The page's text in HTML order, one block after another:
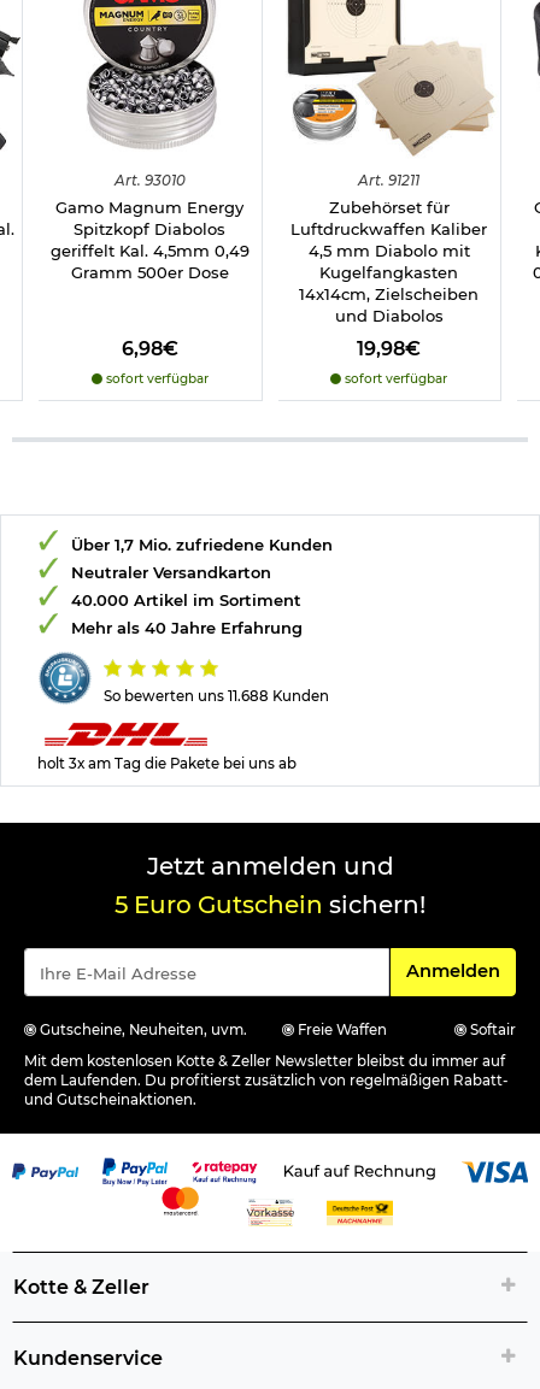
Art. 93010
Gamo Magnum Energy
Spitzkopf Diabolos
geriffelt Kal. 4,5mm 0,49
Gramm 500er Dose
6,98€
sofort verfügbar
Art. 91211
Zubehörset für
Luftdruckwaffen Kaliber
4,5 mm Diabolo mit
Kugelfangkasten
14x14cm, Zielscheiben
und Diabolos
19,98€
sofort verfügbar
So bewerten uns 11.688 Kunden
Über 1,7 Mio. zufriedene Kunden
Neutraler Versandkarton
40.000 Artikel im Sortiment
Mehr als 40 Jahre Erfahrung
holt 3x am Tag die Pakete bei uns ab
Jetzt anmelden und
5 Euro Gutschein sichern!
Für den
Anmelden
Gutscheine, Neuheiten, uvm. Freie Waffen
Softair
Mit dem kostenlosen Kotte & Zeller Newsletter bleibst du immer auf
dem Laufenden. Du profitierst zusätzlich von regelmäßigen Rabatt-
und Gutscheinaktionen.
Kotte & Zeller
Kundenservice